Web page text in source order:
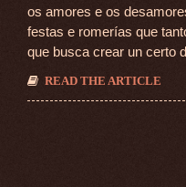
os amores e os
festas e romerías que
que busca crear un certo
READ THE ARTICLE